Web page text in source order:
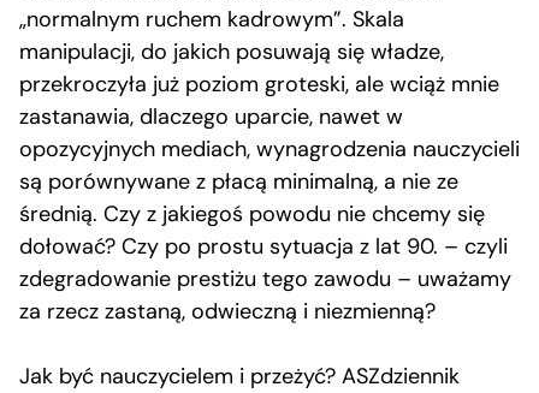
„normalnym ruchem kadrowym”. Skala
manipulacji, do jakich posuwają się władze,
przekroczyła już poziom groteski, ale wciąż mnie
zastanawia, dlaczego uparcie, nawet w
opozycyjnych mediach, wynagrodzenia nauczycieli
są porównywane z płacą minimalną, a nie ze
średnią. Czy z jakiegoś powodu nie chcemy się
dołować? Czy po prostu sytuacja z lat 90. – czyli
zdegradowanie prestiżu tego zawodu – uważamy
za rzecz zastaną, odwieczną i niezmienną?
Jak być nauczycielem i przeżyć? ASZdziennik